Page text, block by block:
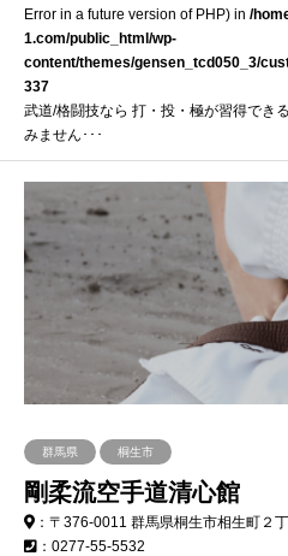
Error in a future version of PHP) in /
1.com/public_html/wp-
content/themes/gensen_tcd050_3/
337
武道/格闘技なら 打・投・極が習得でき
みません･･･
群馬県 桐生市
剛柔流空手道清心館
：〒376-0011 群馬県桐生市相生町２
：0277-55-5532